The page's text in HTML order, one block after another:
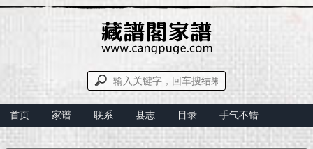
首页 家谱 联系 县志 目录 手气不错